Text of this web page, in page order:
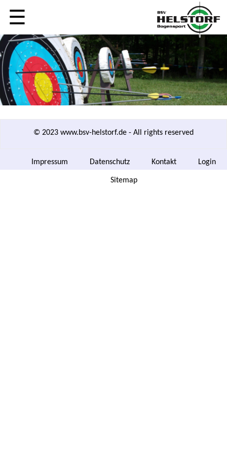
☰
© 2023 www.bsv-helstorf.de - All rights reserved
NavigationImpressum Datenschutz Kontakt Login
Sitemap